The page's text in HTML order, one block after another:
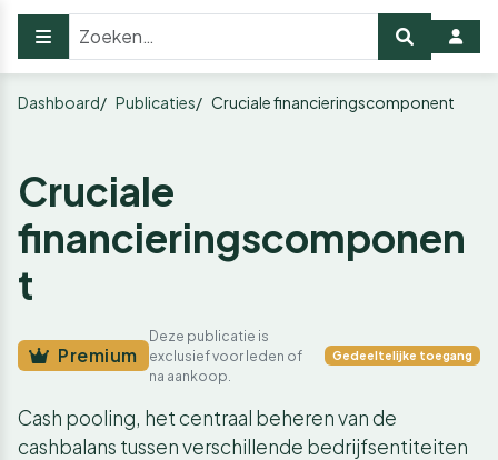
Dashboard Publicaties Cruciale financieringscomponent
Cruciale
financieringscomponen
t
Premium
Deze publicatie is
exclusief voor leden of
na aankoop.
Gedeeltelijke toegang
Cash pooling, het centraal beheren van de
cashbalans tussen verschillende bedrijfsentiteiten